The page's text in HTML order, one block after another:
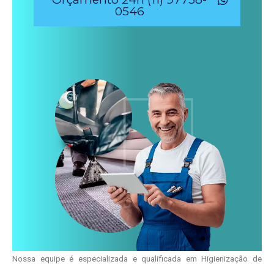
0546
Nossa equipe é especializada e qualificada em Higienização de